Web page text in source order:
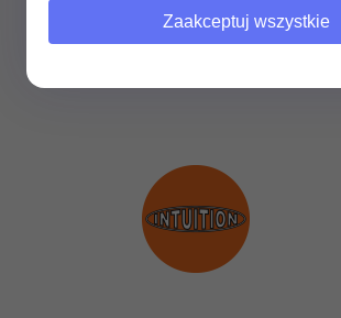
zaprojektowany tak aby utrzymywać flex
i wytrzymałość skorupy.
Zaakceptuj wszystkie